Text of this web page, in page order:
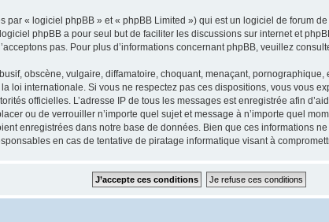
par « logiciel phpBB » et « phpBB Limited ») qui est un logiciel de forum
phpBB a pour seul but de faciliter les discussions sur internet et
pas. Pour plus d’informations concernant phpBB, veuillez
obscène, vulgaire, diffamatoire, choquant, menaçant,
loi internationale. Si vous ne respectez pas ces dispositions, vous vous
officielles. L’adresse IP de tous les messages est enregistrée afin
ou de verrouiller n’importe quel sujet et message à n’importe quel
enregistrées dans notre base de données. Bien que ces informations
en cas de tentative de piratage informatique visant à